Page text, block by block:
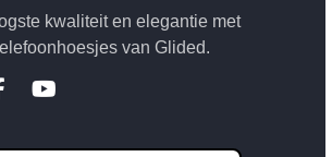
kwaliteit en elegantie met
van Glided.